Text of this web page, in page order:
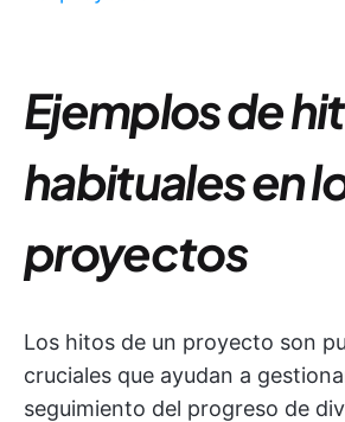
Ejemplos de
habituales en
proyectos
Los hitos de un proyecto son
cruciales que ayudan a
seguimiento del progreso de